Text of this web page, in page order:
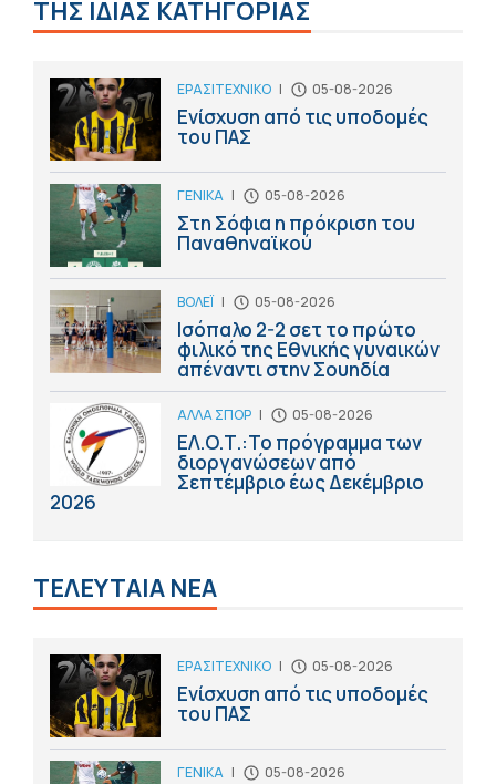
ΤΗΣ ΙΔΙΑΣ ΚΑΤΗΓΟΡΙΑΣ
ΕΡΑΣΙΤΕΧΝΙΚΟ | 05-08-2026
Ενίσχυση από τις υποδομές
του ΠΑΣ
ΓΕΝΙΚΑ | 05-08-2026
Στη Σόφια η πρόκριση του
Παναθηναϊκού
ΒΟΛΕΪ | 05-08-2026
Ισόπαλο 2-2 σετ το πρώτο
φιλικό της Εθνικής γυναικών
απέναντι στην Σουηδία
ΑΛΛΑ ΣΠΟΡ | 05-08-2026
ΕΛ.Ο.Τ.:Το πρόγραμμα των
διοργανώσεων από
Σεπτέμβριο έως Δεκέμβριο
2026
ΤΕΛΕΥΤΑΙΑ ΝΕΑ
ΕΡΑΣΙΤΕΧΝΙΚΟ | 05-08-2026
Ενίσχυση από τις υποδομές
του ΠΑΣ
ΓΕΝΙΚΑ | 05-08-2026